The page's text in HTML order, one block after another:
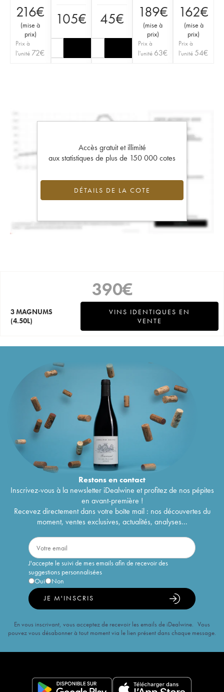
216€
(mise à
prix)
Prix à
l'unité 72€
105€ 45€ 189€
(mise à
prix)
Prix à
l'unité 63€
162€
(mise à
prix)
Prix à
l'unité 54€
Accès gratuit et illimité
aux statistiques de plus de 150 000 cotes
DÉTAILS DE LA COTE
390€
3 MAGNUMS
(4.50L)
VINS IDENTIQUES EN
VENTE
Restons encontact
Inscrivez-vous à la newsletter iDealwine et profitez de nos pépites
en avant-première !
Recevez directement dans votre boîte mail : nos découvertes du
moment, ventes exclusives, actualités, analyses...
J'accepte le suivi de mes emails afin de recevoir des
suggestions personnalisées
Oui
Non
JE M'INSCRIS
En vous inscrivant, vous acceptez de recevoir les emails de iDealwine. Vous
pouvez vous désabonner à tout moment via le lien présent dans chaque message.